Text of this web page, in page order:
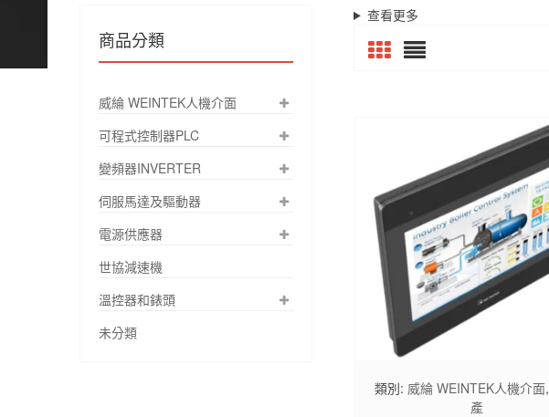
商品分類
威綸 WEINTEK人機介面
可程式控制器PLC
變頻器INVERTER
伺服馬達及驅動器
電源供應器
世協減速機
溫控器和錶頭
未分類
查看更多
類別: 威綸 WEINTEK人機介面,
產